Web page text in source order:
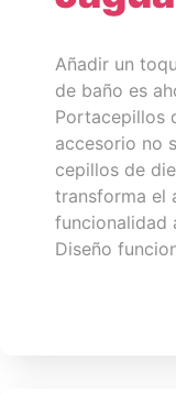
Añadir un
de baño es
Portacepillos
accesorio no
cepillos de
transforma el
funcionalidad
Diseño